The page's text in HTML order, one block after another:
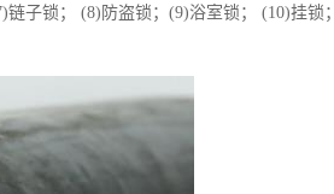
子锁； (8)防盗锁；(9)浴室锁； (10)挂锁；